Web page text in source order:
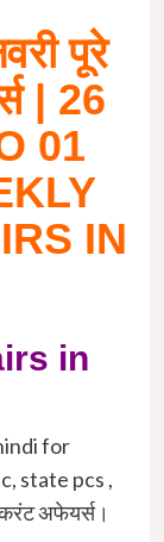
पूरे
| 26
01
IN
in
for
state pcs ,
करंट अफेयर्स।